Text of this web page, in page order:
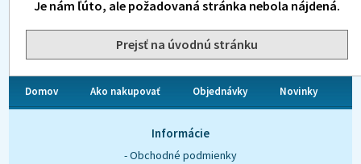
Je nám ľúto, ale požadovaná stránka nebola nájdená.
Prejsť na úvodnú stránku
Domov Ako nakupovať Objednávky Novinky
Informácie
- Obchodné podmienky